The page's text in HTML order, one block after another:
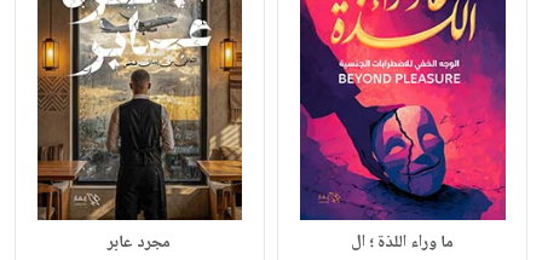
ما وراء اللذة ؛ ال مجرد عابر